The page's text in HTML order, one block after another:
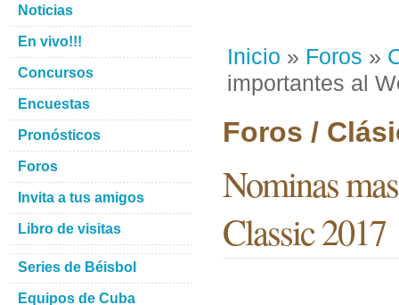
Inicio » Foros »
importantes al
Foros /
Nominas
Classic 2017
Noticias
En vivo!!!
Concursos
Encuestas
Pronósticos
Foros
Invita a tus amigos
Libro de visitas
Series de Béisbol
Equipos de Cuba